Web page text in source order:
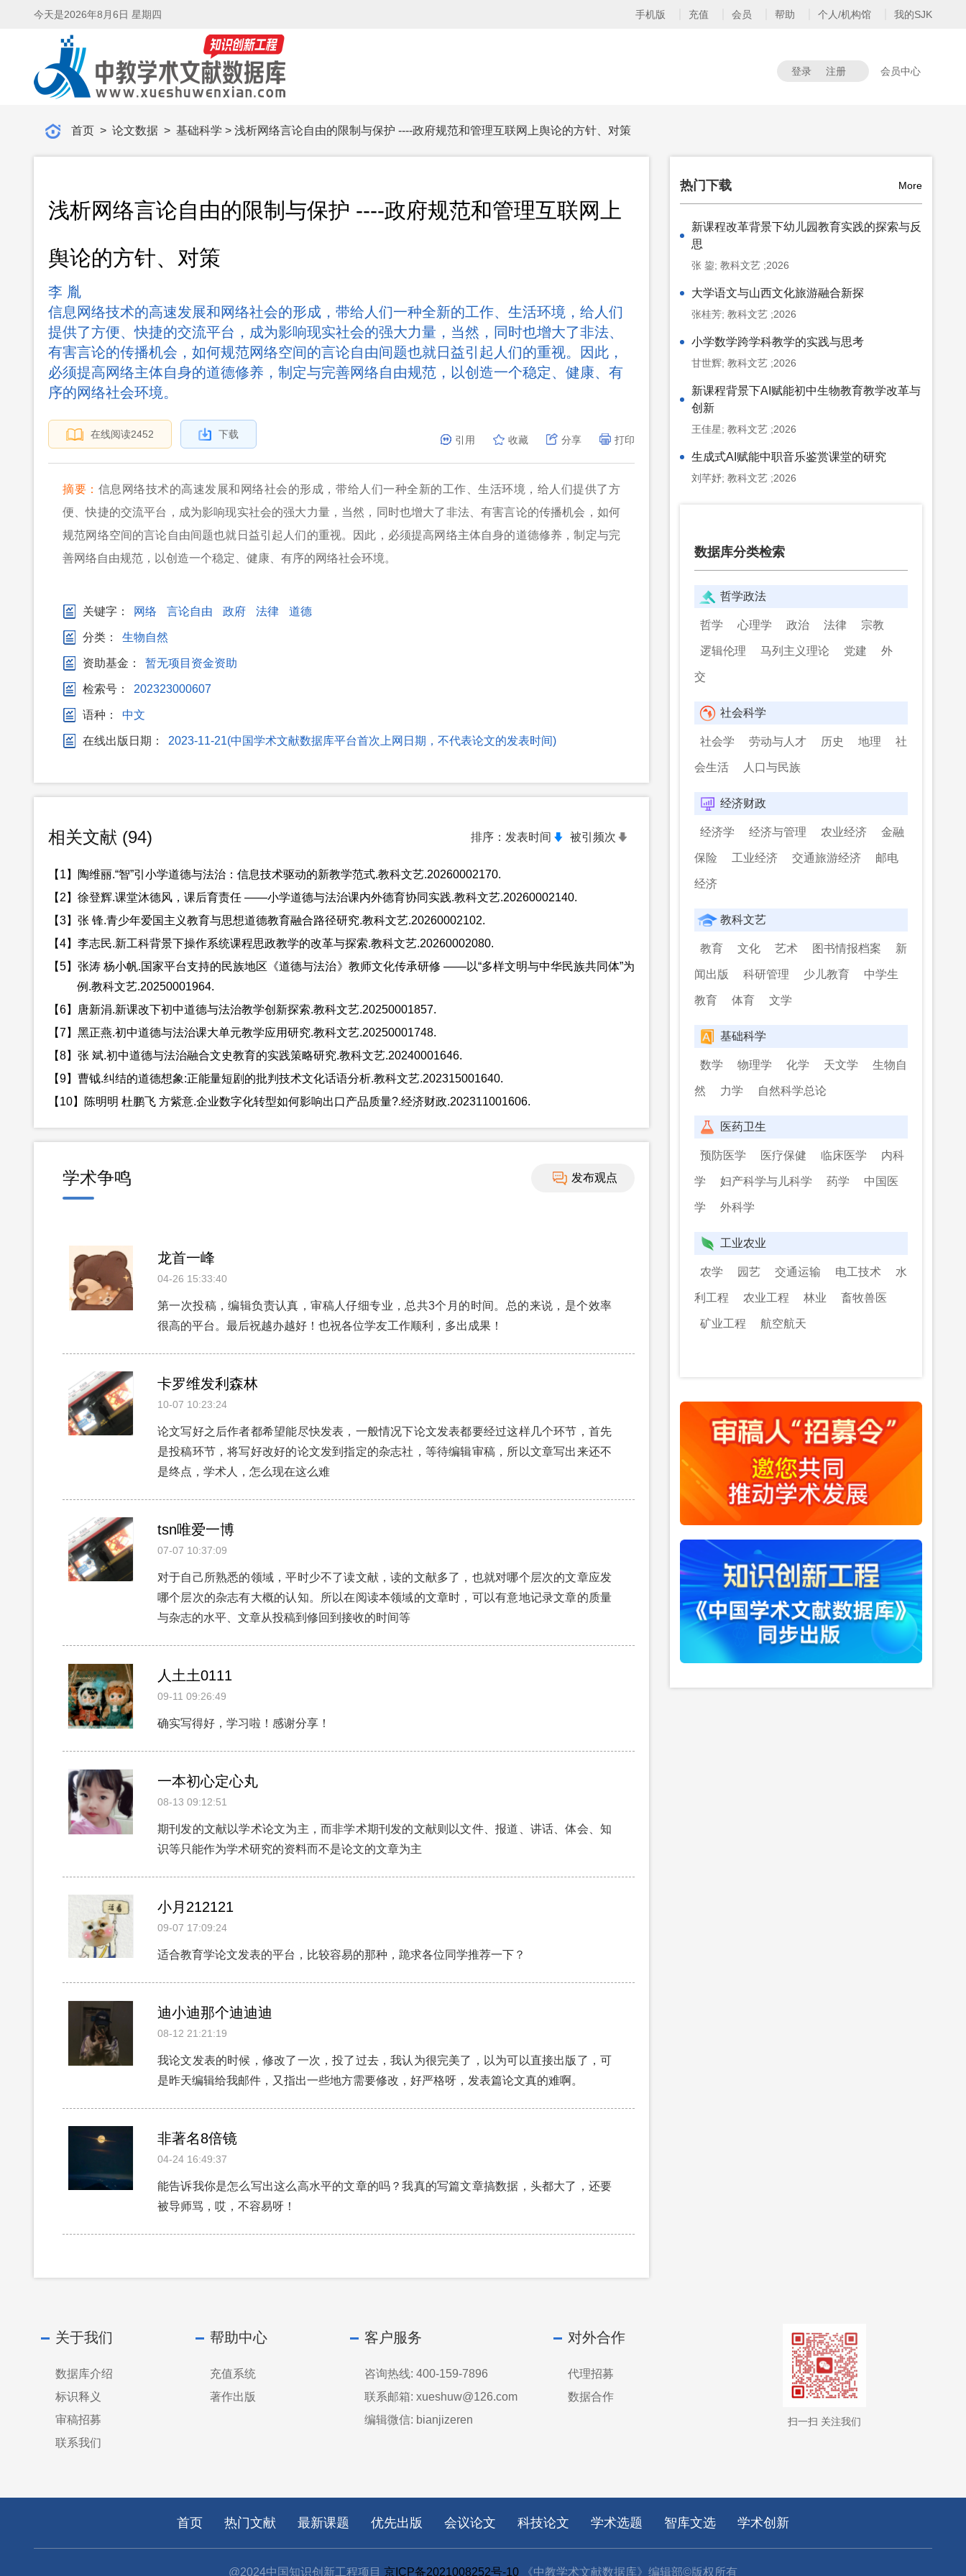
今天是2026年8月6日 星期四 手机版 充值 会员 帮助 个人/机构馆 我的SJK
登录 注册 会员中心
首页 > 论文数据 > 基础科学 > 浅析网络言论自由的限制与保护 ----政府规范和管理互联网上舆论的方针、对策
浅析网络言论自由的限制与保护 ----政府规范和管理互联网上
舆论的方针、对策
李 胤
信息网络技术的高速发展和网络社会的形成，带给人们一种全新的工作、生活环境，给人们
提供了方便、快捷的交流平台，成为影响现实社会的强大力量，当然，同时也增大了非法、
有害言论的传播机会，如何规范网络空间的言论自由间题也就日益引起人们的重视。因此，
必须提高网络主体自身的道德修养，制定与完善网络自由规范，以创造一个稳定、健康、有
序的网络社会环境。
在线阅读2452 下载 引用 收藏 分享 打印
摘要： 信息网络技术的高速发展和网络社会的形成，带给人们一种全新的工作、生活环境，给人们提供了方
便、快捷的交流平台，成为影响现实社会的强大力量，当然，同时也增大了非法、有害言论的传播机会，如何
规范网络空间的言论自由间题也就日益引起人们的重视。因此，必须提高网络主体自身的道德修养，制定与完
善网络自由规范，以创造一个稳定、健康、有序的网络社会环境。
关键字： 网络 言论自由 政府 法律 道德
分类： 生物自然
资助基金： 暂无项目资金资助
检索号： 202323000607
语种： 中文
在线出版日期： 2023-11-21(中国学术文献数据库平台首次上网日期，不代表论文的发表时间)
相关文献 (94) 排序： 发表时间 被引频次
【1】陶维丽.“智”引小学道德与法治：信息技术驱动的新教学范式.教科文艺.20260002170.
【2】徐登辉.课堂沐德风，课后育责任 ——小学道德与法治课内外德育协同实践.教科文艺.20260002140.
【3】张 锋.青少年爱国主义教育与思想道德教育融合路径研究.教科文艺.20260002102.
【4】李志民.新工科背景下操作系统课程思政教学的改革与探索.教科文艺.20260002080.
【5】张涛 杨小帆.国家平台支持的民族地区《道德与法治》教师文化传承研修 ——以“多样文明与中华民族共同体”为
例.教科文艺.20250001964.
【6】唐新涓.新课改下初中道德与法治教学创新探索.教科文艺.20250001857.
【7】黑正燕.初中道德与法治课大单元教学应用研究.教科文艺.20250001748.
【8】张 斌.初中道德与法治融合文史教育的实践策略研究.教科文艺.20240001646.
【9】曹钺.纠结的道德想象:正能量短剧的批判技术文化话语分析.教科文艺.202315001640.
【10】陈明明 杜鹏飞 方紫意.企业数字化转型如何影响出口产品质量?.经济财政.202311001606.
学术争鸣 发布观点
龙首一峰
04-26 15:33:40
第一次投稿，编辑负责认真，审稿人仔细专业，总共3个月的时间。总的来说，是个效率
很高的平台。最后祝越办越好！也祝各位学友工作顺利，多出成果！
卡罗维发利森林
10-07 10:23:24
论文写好之后作者都希望能尽快发表，一般情况下论文发表都要经过这样几个环节，首先
是投稿环节，将写好改好的论文发到指定的杂志社，等待编辑审稿，所以文章写出来还不
是终点，学术人，怎么现在这么难
tsn唯爱一博
07-07 10:37:09
对于自己所熟悉的领域，平时少不了读文献，读的文献多了，也就对哪个层次的文章应发
哪个层次的杂志有大概的认知。所以在阅读本领域的文章时，可以有意地记录文章的质量
与杂志的水平、文章从投稿到修回到接收的时间等
人土土0111
09-11 09:26:49
确实写得好，学习啦！感谢分享！
一本初心定心丸
08-13 09:12:51
期刊发的文献以学术论文为主，而非学术期刊发的文献则以文件、报道、讲话、体会、知
识等只能作为学术研究的资料而不是论文的文章为主
小月212121
09-07 17:09:24
适合教育学论文发表的平台，比较容易的那种，跪求各位同学推荐一下？
迪小迪那个迪迪迪
08-12 21:21:19
我论文发表的时候，修改了一次，投了过去，我认为很完美了，以为可以直接出版了，可
是昨天编辑给我邮件，又指出一些地方需要修改，好严格呀，发表篇论文真的难啊。
非著名8倍镜
04-24 16:49:37
能告诉我你是怎么写出这么高水平的文章的吗？我真的写篇文章搞数据，头都大了，还要
被导师骂，哎，不容易呀！
热门下载 More
新课程改革背景下幼儿园教育实践的探索与反
思
张 鋆; 教科文艺 ;2026
大学语文与山西文化旅游融合新探
张桂芳; 教科文艺 ;2026
小学数学跨学科教学的实践与思考
甘世辉; 教科文艺 ;2026
新课程背景下AI赋能初中生物教育教学改革与
创新
王佳星; 教科文艺 ;2026
生成式AI赋能中职音乐鉴赏课堂的研究
刘芊妤; 教科文艺 ;2026
数据库分类检索
哲学政法
哲学 心理学 政治 法律 宗教
逻辑伦理 马列主义理论 党建 外
交
社会科学
社会学 劳动与人才 历史 地理 社
会生活 人口与民族
经济财政
经济学 经济与管理 农业经济 金融
保险 工业经济 交通旅游经济 邮电
经济
教科文艺
教育 文化 艺术 图书情报档案 新
闻出版 科研管理 少儿教育 中学生
教育 体育 文学
基础科学
数学 物理学 化学 天文学 生物自
然 力学 自然科学总论
医药卫生
预防医学 医疗保健 临床医学 内科
学 妇产科学与儿科学 药学 中国医
学 外科学
工业农业
农学 园艺 交通运输 电工技术 水
利工程 农业工程 林业 畜牧兽医
矿业工程 航空航天
关于我们
数据库介绍
标识释义
审稿招募
联系我们
帮助中心
充值系统
著作出版
客户服务
咨询热线: 400-159-7896
联系邮箱: xueshuw@126.com
编辑微信: bianjizeren
对外合作
代理招募
数据合作
扫一扫 关注我们
首页 热门文献 最新课题 优先出版 会议论文 科技论文 学术选题 智库文选 学术创新
@2024中国知识创新工程项目 京ICP备2021008252号-10 《中教学术文献数据库》编辑部©版权所有